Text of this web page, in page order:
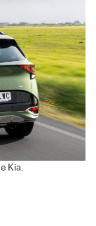
Kia.